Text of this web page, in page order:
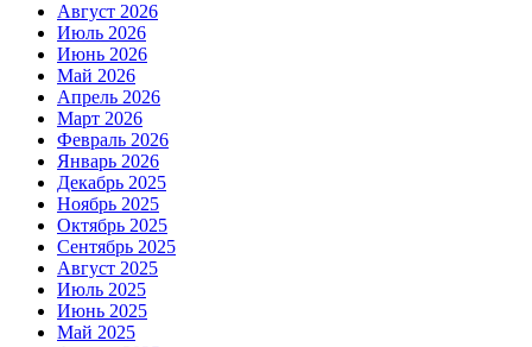
Август 2026
Июль 2026
Июнь 2026
Май 2026
Апрель 2026
Март 2026
Февраль 2026
Январь 2026
Декабрь 2025
Ноябрь 2025
Октябрь 2025
Сентябрь 2025
Август 2025
Июль 2025
Июнь 2025
Май 2025